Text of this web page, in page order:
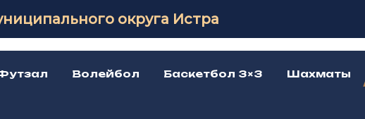
округа Истра
Волейбол Баскетбол 3×3 Шахматы